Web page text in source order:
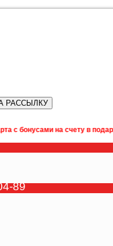
РАССЫЛКУ
на счету в подарок!
89